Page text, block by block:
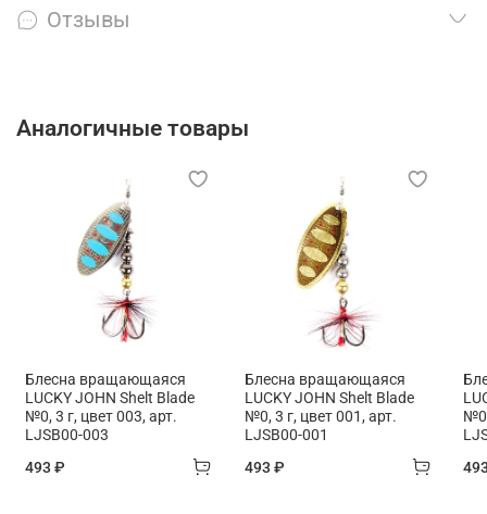
Отзывы
Аналогичные товары
Блесна вращающаяся
LUCKY JOHN Shelt Blade
№0, 3 г, цвет 003, арт.
LJSB00-003
493 ₽
Блесна вращающаяся
LUCKY JOHN Shelt Blade
№0, 3 г, цвет 001, арт.
LJSB00-001
493 ₽